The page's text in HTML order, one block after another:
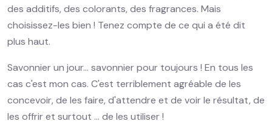
des additifs, des colorants, des fragrances. Mais
choisissez-les bien ! Tenez compte de ce qui a été dit
plus haut.
Savonnier un jour... savonnier pour toujours ! En tous les
cas c'est mon cas. C'est terriblement agréable de les
concevoir, de les faire, d'attendre et de voir le résultat, de
les offrir et surtout ... de les utiliser !